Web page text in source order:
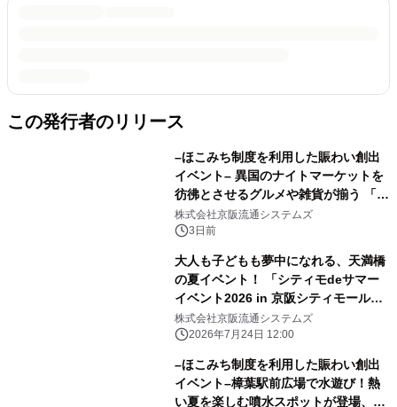
この発行者のリリース
–ほこみち制度を利用した賑わい創出
イベント– 異国のナイトマーケットを
彷彿とさせるグルメや雑貨が揃う 「く
ずは夜市 ヨイノクチ」を2026年も開
催します
株式会社京阪流通システムズ
3日前
大人も子どもも夢中になれる、天満橋
の夏イベント！ 「シティモdeサマー
イベント2026 in 京阪シティモール」
開催 2026年8月7日(金)には「エディ
オン」がリニューアルオープン！
株式会社京阪流通システムズ
2026年7月24日 12:00
–ほこみち制度を利用した賑わい創出
イベント–樟葉駅前広場で水遊び！熱
い夏を楽しむ噴水スポットが登場、参